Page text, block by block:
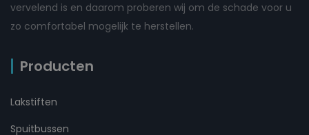
vervelend is en daarom proberen wij om de schade voor u
zo comfortabel mogelijk te herstellen.
Producten
Lakstiften
Spuitbussen